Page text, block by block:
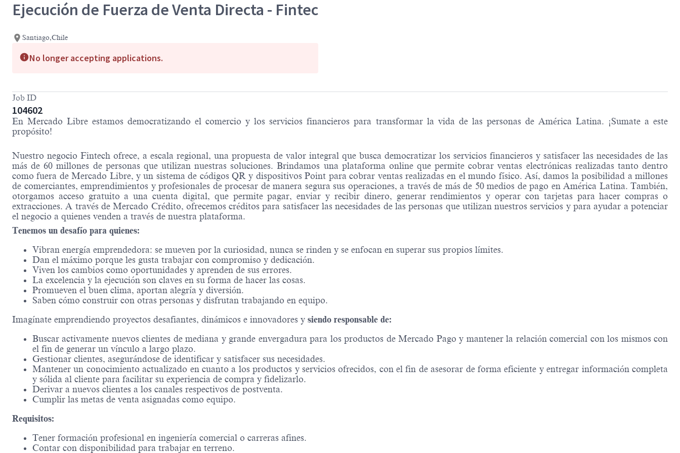
Ejecución de Fuerza de Venta Directa - Fintec
Santiago,Chile
No longer accepting applications.
Job ID
104602
En Mercado Libre estamos democratizando el comercio y los servicios financieros para transformar la vida de las personas de América Latina. ¡Sumate a este
propósito!
Nuestro negocio Fintech ofrece, a escala regional, una propuesta de valor integral que busca democratizar los servicios financieros y satisfacer las necesidades de las
más de 60 millones de personas que utilizan nuestras soluciones. Brindamos una plataforma online que permite cobrar ventas electrónicas realizadas tanto dentro
como fuera de Mercado Libre, y un sistema de códigos QR y dispositivos Point para cobrar ventas realizadas en el mundo físico. Así, damos la posibilidad a millones
de comerciantes, emprendimientos y profesionales de procesar de manera segura sus operaciones, a través de más de 50 medios de pago en América Latina. También,
otorgamos acceso gratuito a una cuenta digital, que permite pagar, enviar y recibir dinero, generar rendimientos y operar con tarjetas para hacer compras o
extracciones. A través de Mercado Crédito, ofrecemos créditos para satisfacer las necesidades de las personas que utilizan nuestros servicios y para ayudar a potenciar
el negocio a quienes venden a través de nuestra plataforma.
Tenemos un desafío para quienes:
Vibran energía emprendedora: se mueven por la curiosidad, nunca se rinden y se enfocan en superar sus propios límites.
Dan el máximo porque les gusta trabajar con compromiso y dedicación.
Viven los cambios como oportunidades y aprenden de sus errores.
La excelencia y la ejecución son claves en su forma de hacer las cosas.
Promueven el buen clima, aportan alegría y diversión.
Saben cómo construir con otras personas y disfrutan trabajando en equipo.
Imagínate emprendiendo proyectos desafiantes, dinámicos e innovadores y siendo responsable de:
Buscar activamente nuevos clientes de mediana y grande envergadura para los productos de Mercado Pago y mantener la relación comercial con los mismos con
el fin de generar un vínculo a largo plazo.
Gestionar clientes, asegurándose de identificar y satisfacer sus necesidades.
Mantener un conocimiento actualizado en cuanto a los productos y servicios ofrecidos, con el fin de asesorar de forma eficiente y entregar información completa
y sólida al cliente para facilitar su experiencia de compra y fidelizarlo.
Derivar a nuevos clientes a los canales respectivos de postventa.
Cumplir las metas de venta asignadas como equipo.
Requisitos:
Tener formación profesional en ingeniería comercial o carreras afines.
Contar con disponibilidad para trabajar en terreno.